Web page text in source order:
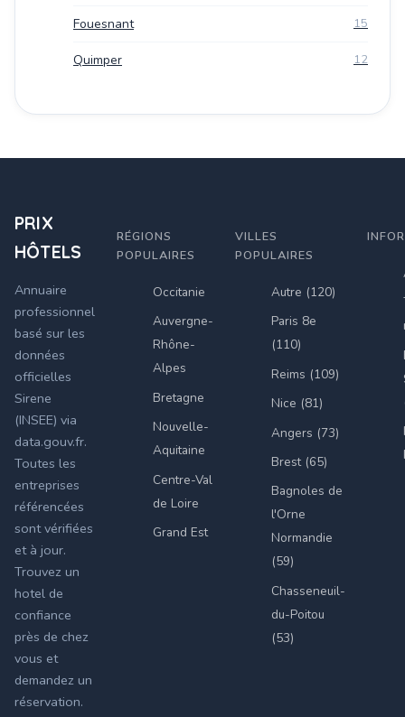
Fouesnant 15
Quimper 12
PRIX
HÔTELS
Annuaire
professionnel
basé sur les
données
officielles
Sirene
(INSEE) via
data.gouv.fr.
Toutes les
entreprises
référencées
sont vérifiées
et à jour.
Trouvez un
hotel de
confiance
près de chez
vous et
demandez un
réservation.
RÉGIONS
POPULAIRES
Occitanie
Auvergne-
Rhône-
Alpes
Bretagne
Nouvelle-
Aquitaine
Centre-Val
de Loire
Grand Est
VILLES
POPULAIRES
Autre (120)
Paris 8e
(110)
Reims (109)
Nice (81)
Angers (73)
Brest (65)
Bagnoles de
l'Orne
Normandie
(59)
Chasseneuil-
du-Poitou
(53)